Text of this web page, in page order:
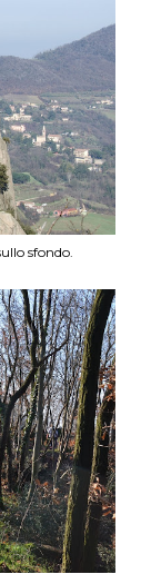
sfondo.